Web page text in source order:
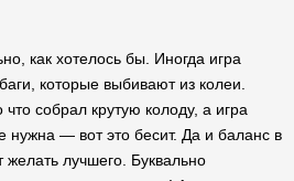
как хотелось бы. Иногда игра
которые выбивают из колеи.
собрал крутую колоду, а игра
нужна — вот это бесит. Да и баланс в
желать лучшего. Буквально